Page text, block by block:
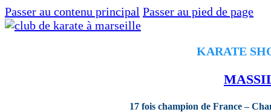
Passer au contenu principal Passer au pied de page
KARATE
17 fois champion de France –